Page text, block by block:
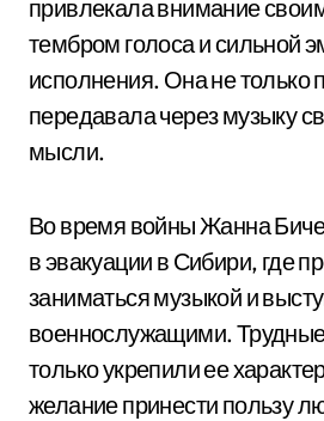
привлекала внимание
тембром голоса и сильной
исполнения. Она не только
передавала через музыку
мысли.
Во время войны Жанна
в эвакуации в Сибири, где
заниматься музыкой и
военнослужащими.
только укрепили ее
желание принести пользу